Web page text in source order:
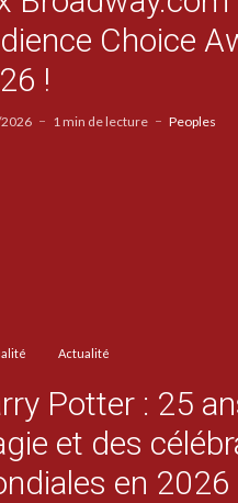
Choice
!
1 min de lecture Peoples
Actualité
Potter : 25
et des
en 2026